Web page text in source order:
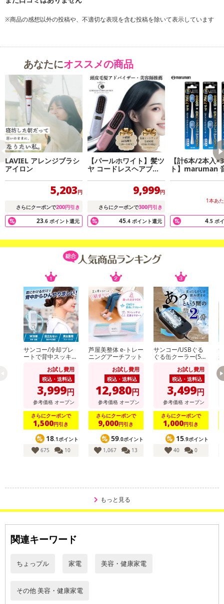
本商品は沖縄・離島へのお届けはできませんので、ご了承くださ
※画像はイメージです。
※お届けの商品は【[ブラック] MIRROR FIT.(ミラーフィット)/スマ
ート 体組成計(スマホ連動/最大22項目測定)/MFSS4-BLACK】とな
※取扱説明書をよくお読みの上、製品は正しくご使用頂きますよう
お願い致します。
※ミラーフィットトレーナーが提供する、筋トレ、ダンス、ヨガな
ど400本以上の全てのコンテンツ視聴するには、MIRROR FIT. 本体
のご購入及びサブスクリプション登録が必要です。
注意事項
にご納得いただきましたうえでお申し込みください。
の掲載画像や画像内のバーコードなど、お届け商品と多少異なる場
合がございます。
了により、商品詳細内に記載の原産国・原材料の表記が旧表記の場
あらかじめご了承いただいた上でお申込みください。なお、本理由
によるお申込み後のキャンセル・返品交換は対応いたしかねます。
※商品の感想以外の投稿や、不適切な表現を含む投稿を除いて表示しています
あなたにオススメの商品
LAVIEL アレンジブラシ
アイロン
5,203円
さらにクーポンで200円引き
23.6 ポイント還元
【パールホワイト】髪ツ
ヤ コードレスヘアブラ
9,999円
さらにクーポンで300円引き
45.4 ポイント還元
【計6本/2本入
ト】maruman
動歯ブラシ 幅
1本あ
4.5 ポ
サンコー/冷却プレ
ートで背中スッキリ
ル」 (冷却プレート
&送風のW冷却/吸気
口/男女兼用)/SENA
CLSWH
お試し費用
税込・送料込
3,999円
参考価格 オープン
さらにクーポンで
1,500円引き
18.1ポイント
675
10
芦屋美整体 e-トレー
ニングアーチフット
お試し費用
税込・送料込
12,980円
参考価格 オープン
さらにクーポンで
9,000円引き
59.0ポイント
1,067
13
サンコー/USBぐる
ぐる缶クーラー(500
お試し費用
税込・送料込
3,499円
参考価格 オープン
さらにクーポンで
1,000円引き
15.9ポイント
40
0
2
もっと見る
関連キーワード
ちょっプル 家電 美容・健康家電
その他 美容・健康家電